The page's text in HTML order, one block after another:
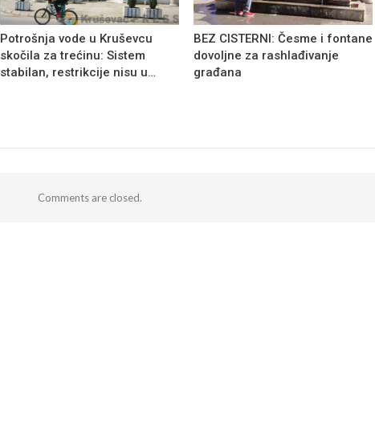
Potrošnja vode u Kruševcu
skočila za trećinu: Sistem
stabilan, restrikcije nisu u…
BEZ CISTERNI: Česme i fontane
dovoljne za rashlađivanje
građana
Comments are closed.